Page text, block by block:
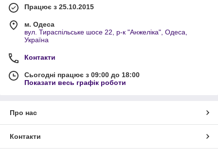
Працює з 25.10.2015
м. Одеса
вул. Тираспільське шосе 22, р-к "Анжеліка", Одеса,
Україна
Контакти
Сьогодні працює з 09:00 до 18:00
Показати весь графік роботи
Про нас
Контакти